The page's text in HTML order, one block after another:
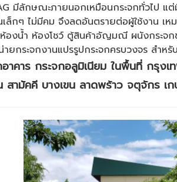
มีลักษณะภายนอกเหมือนกระจกทั่วไป
เล็กๆ ไม่มีคม จึงลดอันตรายต่อผู้ใช้งาน เห
องน้ำ ห้องโชว์ ตู้สินค้าอัญมณี ผนังกระจ
ยกระจกงานแปรรูปกระจกครบวงจร สำห
อาคาร กระจกอลูมิเนียม ในพื้นที่ กรุง
สามัคคี บางเขน ลาดพร้าว จตุจักร เ